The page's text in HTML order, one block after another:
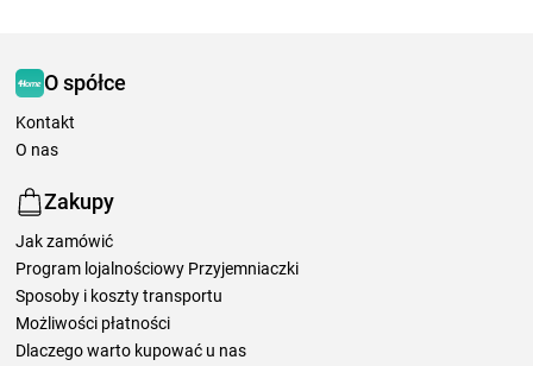
O spółce
Kontakt
O nas
Zakupy
Jak zamówić
Program lojalnościowy Przyjemniaczki
Sposoby i koszty transportu
Możliwości płatności
Dlaczego warto kupować u nas